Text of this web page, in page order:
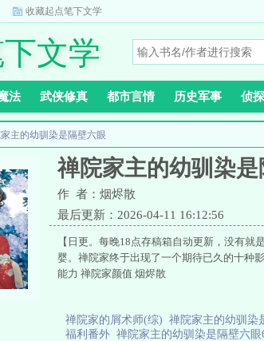
收藏起点笔下文学
文学
法 武侠修真 都市言情 历史军事 侦
主的幼驯染是隔壁六眼
禅院家主的幼驯染
作 者：烟烬散
最后更新：2026-04-11 16:12:56
【日更。每晚18点存稿箱自动更新，没有
婴。禅院家终于出现了一个期待已久的十种
能力 禅院家颜值 烟烬散
禅院家的屑术师(综) 禅院家主的幼驯染
福利番外 禅院家主的幼驯染是隔壁六眼